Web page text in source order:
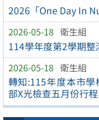
2026「One Day In
2026-05-18 衛生組
114學年度第2學期
2026-05-18 衛生組
轉知:115年度本市
部X光檢查五月份行